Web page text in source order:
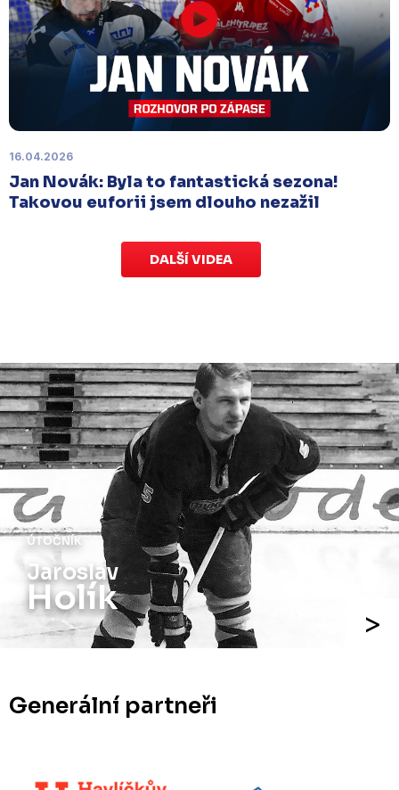
Úterý 18. listopadu | Utkání 15. kola proti Ústí nad
Labem, které se mělo původně odehrát 15.
listopadu, bylo z důvodu marodky Slovanu
. Kluby se domluvily na náhradním
termínu, Bruslaři se s Ústím nad Labem utkají doma
v Kotlině ve středu 26. listopadu od 18:00.
16.04.2026
Jan Novák: Byla to fantastická sezona!
Takovou euforii jsem dlouho nezažil
DALŠÍ VIDEA
ÚTOČNÍK
Jaroslav
Holík
Generální partneři